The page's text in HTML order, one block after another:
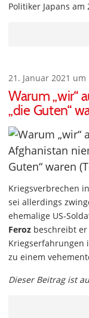
Politiker Japans am
21. Januar 2021 um
Warum „wir“
„die Guten“
Kriegsverbrechen
sei allerdings
ehemalige US-
Feroz beschreibt
Kriegserfahrungen
zu einem
Dieser Beitrag ist